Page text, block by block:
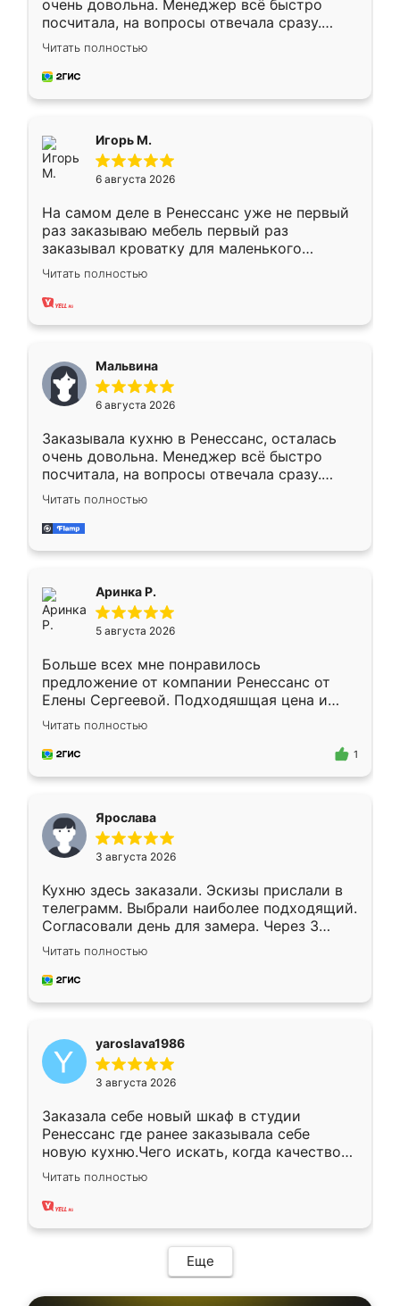
очень довольна. Менеджер всё быстро
посчитала, на вопросы отвечала сразу.
Замерщик приехал в субботу, подошёл к
делу со всей ответственностью. Собрали
за день, ребята работали аккуратно, даже
Читать полностью
Игорь М.
6 августа 2026
На самом деле в Ренессанс уже не первый
раз заказываю мебель первый раз
заказывал кроватку для маленького
ребёнка при его рождении ,во второй раз
заказал шкаф-купе. По качеству очень
хорошее сборка достаточно быстрая,
меньше, здесь же он более разнообразный.
Мне нравится ,если что-то потребуется из
мебели буду заказывать только здесь.
Читать полностью
Мальвина
6 августа 2026
Заказывала кухню в Ренессанс, осталась
очень довольна. Менеджер всё быстро
посчитала, на вопросы отвечала сразу.
Замерщик приехал в субботу, подошёл к
делу со всей ответственностью. Собрали
за день, ребята работали аккуратно, даже
Читать полностью
Аринка Р.
5 августа 2026
Больше всех мне понравилось
предложение от компании Ренессанс от
Елены Сергеевой. Подходяшщая цена и
короткие сроки изготовления. Приехавший
для замера сотрудник Владислав
предложил по моему эскизу самый
Читать полностью
1
Ярослава
3 августа 2026
Кухню здесь заказали. Эскизы прислали в
телеграмм. Выбрали наиболее подходящий.
Согласовали день для замера. Через 3
недели кухня была уже готова. Остались
довольны работой. Спасибо Ренессанс
мебель за качественную работу!
Читать полностью
yaroslava1986
3 августа 2026
Заказала себе новый шкаф в студии
Ренессанс где ранее заказывала себе
новую кухню.Чего искать, когда качеством
вполне довольна. Служит кухня уже почти
два года, нареканий нет.
Читать полностью
Еще